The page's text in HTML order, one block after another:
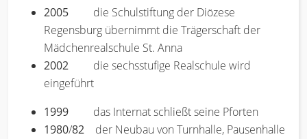
2005 die Schulstiftung der Diözese
Regensburg übernimmt die Trägerschaft der
Mädchenrealschule St. Anna
2002 die sechsstufige Realschule wird
eingeführt
1999 das Internat schließt seine Pforten
1980/82 der Neubau von Turnhalle, Pausenhalle